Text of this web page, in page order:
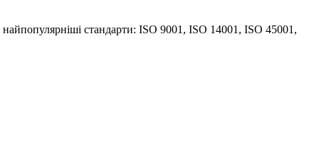
стандарти: ISO 9001, ISO 14001, ISO 45001,